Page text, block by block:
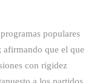
populares
afirmando que el que
con rigidez